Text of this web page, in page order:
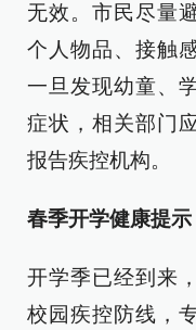
无效。市民尽量
个人物品、接触
一旦发现幼童、
症状，相关部门
报告疾控机构。
春季开学健康提示
开学季已经到来
校园疾控防线，